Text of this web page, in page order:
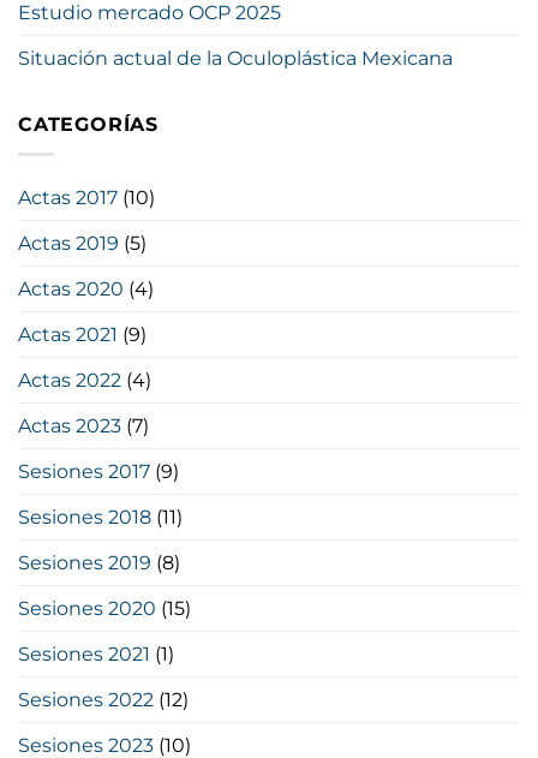
Estudio mercado OCP 2025
Situación actual de la Oculoplástica Mexicana
CATEGORÍAS
Actas 2017 (10)
Actas 2019 (5)
Actas 2020 (4)
Actas 2021 (9)
Actas 2022 (4)
Actas 2023 (7)
Sesiones 2017 (9)
Sesiones 2018 (11)
Sesiones 2019 (8)
Sesiones 2020 (15)
Sesiones 2021 (1)
Sesiones 2022 (12)
Sesiones 2023 (10)